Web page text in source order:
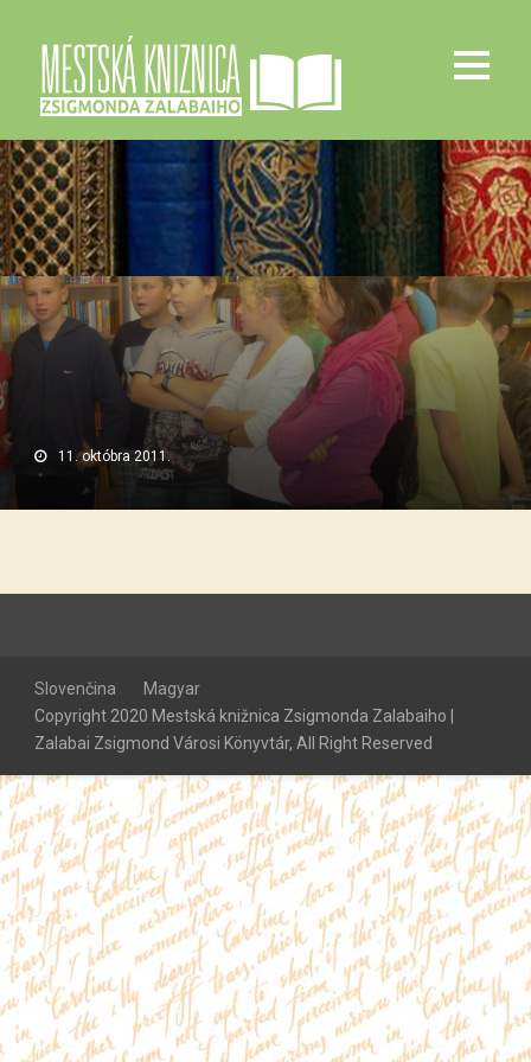
11. októbra 2011.
Slovenčina
Magyar
Copyright 2020 Mestská knižnica Zsigmonda Zalabaiho |
Zalabai Zsigmond Városi Könyvtár, All Right Reserved